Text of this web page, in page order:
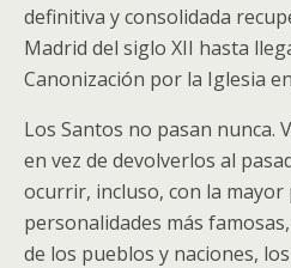
definitiva y consolidada
Madrid del siglo XII hasta
Canonización por la Iglesia
Los Santos no pasan nunca.
en vez de devolverlos al
ocurrir, incluso, con la mayor
personalidades más
de los pueblos y naciones,